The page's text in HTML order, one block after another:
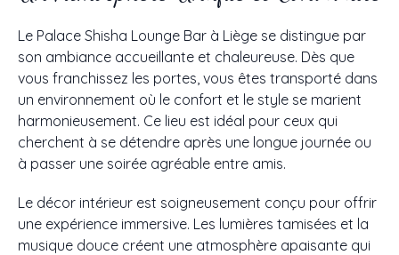
Le Palace Shisha Lounge Bar à Liège se distingue par
son ambiance accueillante et chaleureuse. Dès que
vous franchissez les portes, vous êtes transporté dans
un environnement où le confort et le style se marient
harmonieusement. Ce lieu est idéal pour ceux qui
cherchent à se détendre après une longue journée ou
à passer une soirée agréable entre amis.
Le décor intérieur est soigneusement conçu pour offrir
une expérience immersive. Les lumières tamisées et la
musique douce créent une atmosphère apaisante qui